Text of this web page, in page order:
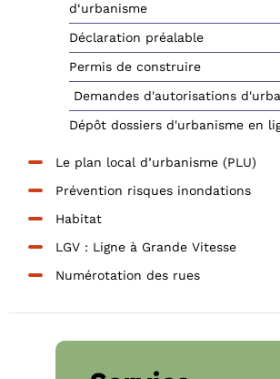
d‘urbanisme
Déclaration préalable
Permis de construire
Demandes d'autorisations
Dépôt dossiers d'urbanisme en
Le plan local d’urbanisme (PLU)
Prévention risques inondations
Habitat
LGV : Ligne à Grande Vitesse
Numérotation des rues